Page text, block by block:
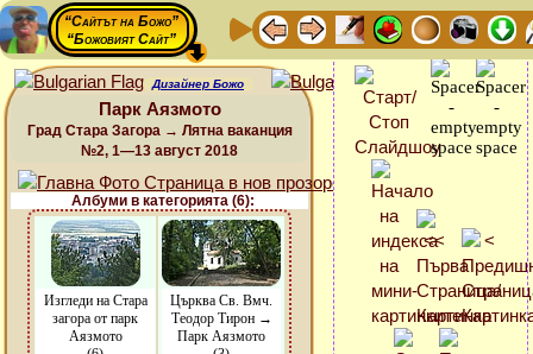
“Сайтът на Божо”
“Божовият Сайт”
Дизайнер Божо
Парк Аязмото
Град Стара Загора → Лятна ваканция
№2, 1—13 август 2018
Албуми в категорията (6):
Изгледи на Стара
загора от парк
Аязмото
Църква Св. Вмч.
Теодор Тирон →
Парк Аязмото